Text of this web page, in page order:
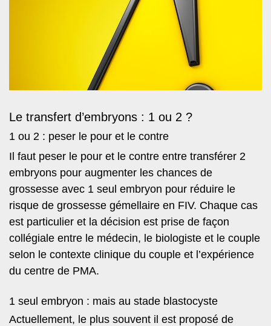
Le transfert d’embryons : 1 ou 2 ?
1 ou 2 : peser le pour et le contre
Il faut peser le pour et le contre entre transférer 2
embryons pour augmenter les chances de
grossesse avec 1 seul embryon pour réduire le
risque de grossesse gémellaire en FIV. Chaque cas
est particulier et la décision est prise de façon
collégiale entre le médecin, le biologiste et le couple
selon le contexte clinique du couple et l’expérience
du centre de PMA.
1 seul embryon : mais au stade blastocyste
Actuellement, le plus souvent il est proposé de